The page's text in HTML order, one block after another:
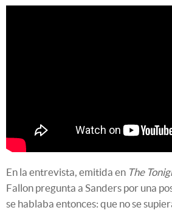
En la entrevista, emitida en The
Fallon pregunta a Sanders por una
se hablaba entonces: que no se